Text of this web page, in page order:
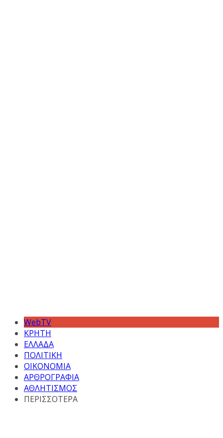
WebTV
ΚΡΗΤΗ
ΕΛΛΑΔΑ
ΠΟΛΙΤΙΚΗ
ΟΙΚΟΝΟΜΙΑ
ΑΡΘΡΟΓΡΑΦΙΑ
ΑΘΛΗΤΙΣΜΟΣ
ΠΕΡΙΣΣΟΤΕΡΑ